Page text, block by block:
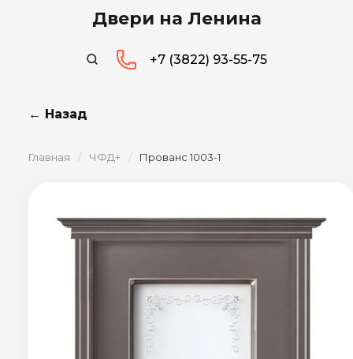
Двери на Ленина
+7 (3822) 93-55-75
← Назад
Главная / ЧФД+ / Прованс 1003-1